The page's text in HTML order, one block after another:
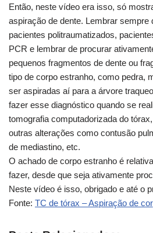
Então, neste vídeo era isso, só
aspiração de dente. Lembrar sempre
pacientes politraumatizados,
PCR e lembrar de procurar
pequenos fragmentos de dente ou
tipo de corpo estranho, como pedra,
ser aspiradas aí para a árvore
fazer esse diagnóstico quando se
tomografia computadorizada do
outras alterações como contusão
de mediastino, etc.
O achado de corpo estranho é
fazer, desde que seja ativamente
Neste vídeo é isso, obrigado e até o
Fonte: TC de tórax – Aspiração de